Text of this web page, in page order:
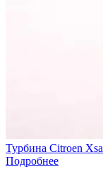
Турбина Citroen
Подробнее